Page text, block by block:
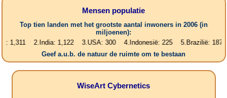
Mensen populatie
Top tien landen met het grootste aantal inwoners in 2006 (in
miljoenen):
2.India: 1,122 3.USA: 300 4.Indonesië: 225 5.Brazilië: 187
Geef a.u.b. de natuur de ruimte om te bestaan
WiseArt Cybernetics